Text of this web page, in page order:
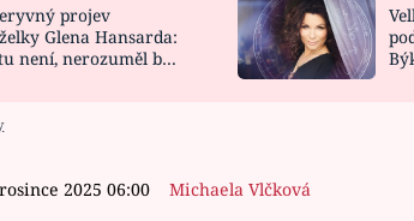
VAŘENÍ
NOVINKY
projev
Glena Hansarda:
není, nerozuměl by
2025 06:00 Michaela Vlčková